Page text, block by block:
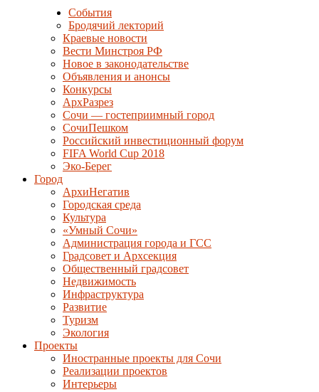
События
Бродячий лекторий
Краевые новости
Вести Минстроя РФ
Новое в законодательстве
Объявления и анонсы
Конкурсы
АрхРазрез
Сочи — гостеприимный город
СочиПешком
Российский инвестиционный форум
FIFA World Cup 2018
Эко-Берег
Город
АрхиНегатив
Городская среда
Культура
«Умный Сочи»
Администрация города и ГСС
Градсовет и Архсекция
Общественный градсовет
Недвижимость
Инфраструктура
Развитие
Туризм
Экология
Проекты
Иностранные проекты для Сочи
Реализации проектов
Интерьеры